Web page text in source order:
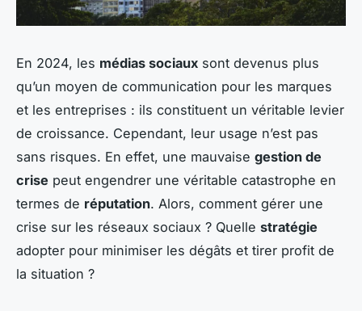
En 2024, les médias sociaux sont devenus plus
qu’un moyen de communication pour les marques
et les entreprises : ils constituent un véritable levier
de croissance. Cependant, leur usage n’est pas
sans risques. En effet, une mauvaise gestion de
crise peut engendrer une véritable catastrophe en
termes de réputation. Alors, comment gérer une
crise sur les réseaux sociaux ? Quelle stratégie
adopter pour minimiser les dégâts et tirer profit de
la situation ?